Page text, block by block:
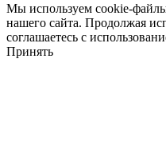
Мы используем cookie-
нашего сайта. Продолжая
соглашаетесь с
Принять